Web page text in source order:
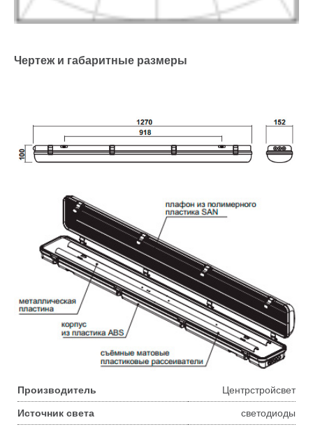
Чертеж и габаритные размеры
Производитель Центрстройсвет
Источник света светодиоды